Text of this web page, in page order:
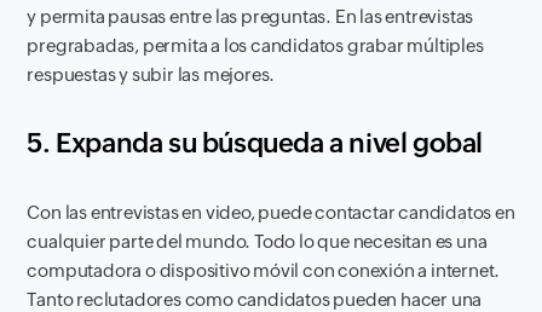
y permita pausas entre las preguntas. En las entrevistas
pregrabadas, permita a los candidatos grabar múltiples
respuestas y subir las mejores.
5. Expanda su búsqueda a nivel gobal
Con las entrevistas en video, puede contactar candidatos en
cualquier parte del mundo. Todo lo que necesitan es una
computadora o dispositivo móvil con conexión a internet.
Tanto reclutadores como candidatos pueden hacer una